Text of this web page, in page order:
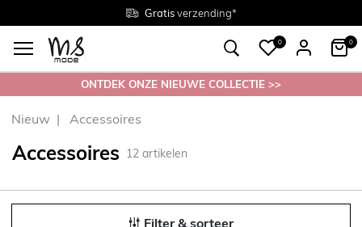
Gratisverzending*
Maten38 - 54
Gratisretourneren in de winkel
0 0
ONTDEK ONZE NIEUWE COLLECTIE >>
Nieuw Accessoires
Accessoires 12 artikelen
Filter & sorteer